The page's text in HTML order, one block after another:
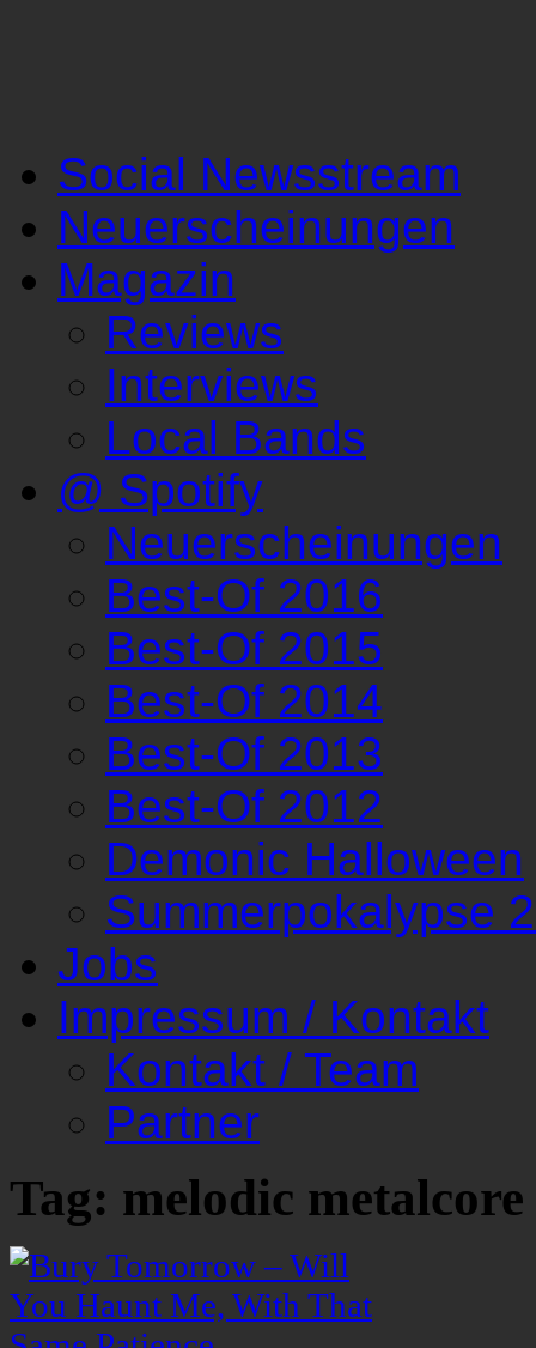
Social Newsstream
Neuerscheinungen
Magazin
Reviews
Interviews
Local Bands
@ Spotify
Neuerscheinungen
Best-Of 2016
Best-Of 2015
Best-Of 2014
Best-Of 2013
Best-Of 2012
Demonic Halloween
Summerpokalypse
Jobs
Impressum / Kontakt
Kontakt / Team
Partner
Tag: melodic metalcore